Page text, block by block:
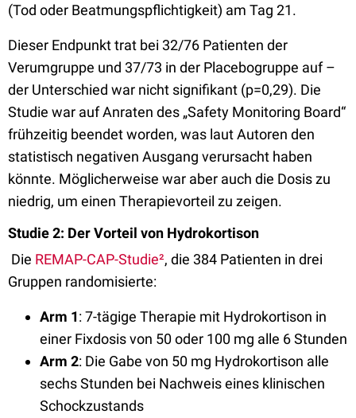
(Tod oder Beatmungspflichtigkeit) am Tag 21.
Dieser Endpunkt trat bei 32/76 Patienten der
Verumgruppe und 37/73 in der Placebogruppe auf –
der Unterschied war nicht signifikant (p=0,29). Die
Studie war auf Anraten des „Safety Monitoring Board“
frühzeitig beendet worden, was laut Autoren den
statistisch negativen Ausgang verursacht haben
könnte. Möglicherweise war aber auch die Dosis zu
niedrig, um einen Therapievorteil zu zeigen.
Studie 2: Der Vorteil von Hydrokortison
Die REMAP-CAP-Studie², die 384 Patienten in drei
Gruppen randomisierte:
Arm 1: 7-tägige Therapie mit Hydrokortison in
einer Fixdosis von 50 oder 100 mg alle 6 Stunden
Arm 2: Die Gabe von 50 mg Hydrokortison alle
sechs Stunden bei Nachweis eines klinischen
Schockzustands